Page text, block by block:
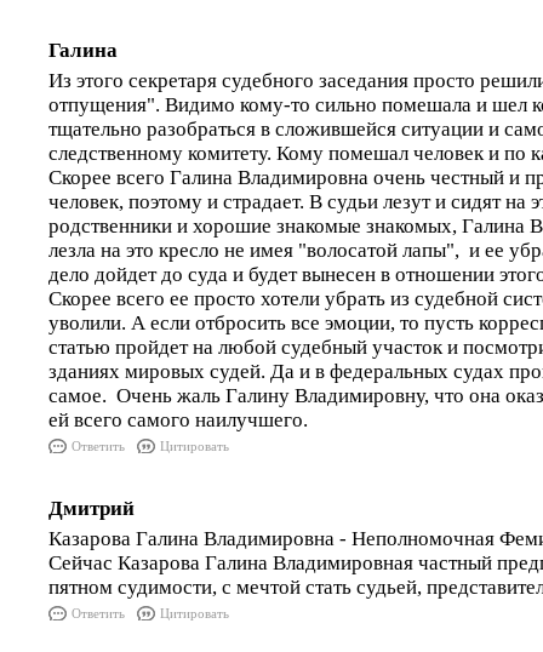
Галина
Из этого секретаря судебного заседания просто
отпущения". Видимо кому-то сильно помешала и шел
тщательно разобраться в сложившейся ситуации и
следственному комитету. Кому помешал человек и по
Скорее всего Галина Владимировна очень честный и
человек, поэтому и страдает. В судьи лезут и сидят на
родственники и хорошие знакомые знакомых, Галина
лезла на это кресло не имея "волосатой лапы", и ее
дело дойдет до суда и будет вынесен в отношении
Скорее всего ее просто хотели убрать из судебной
уволили. А если отбросить все эмоции, то пусть
статью пройдет на любой судебный участок и
зданиях мировых судей. Да и в федеральных судах
самое. Очень жаль Галину Владимировну, что она
ей всего самого наилучшего.
Ответить Цитировать
Дмитрий
Казарова Галина Владимировна - Неполномочная
Сейчас Казарова Галина Владимировная частный
пятном судимости, с мечтой стать судьей,
Ответить Цитировать